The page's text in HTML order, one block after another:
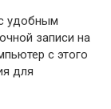
удобным
записи на
с этого
для